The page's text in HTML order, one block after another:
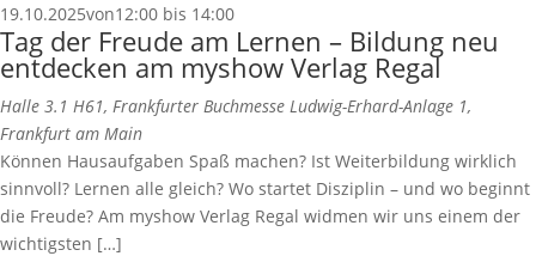
19.10.2025von12:00 bis 14:00
Tag der Freude am Lernen – Bildung neu
entdecken am myshow Verlag Regal
Halle 3.1 H61, Frankfurter Buchmesse Ludwig-Erhard-Anlage 1,
Frankfurt am Main
Können Hausaufgaben Spaß machen? Ist Weiterbildung wirklich
sinnvoll? Lernen alle gleich? Wo startet Disziplin – und wo beginnt
die Freude? Am myshow Verlag Regal widmen wir uns einem der
wichtigsten […]